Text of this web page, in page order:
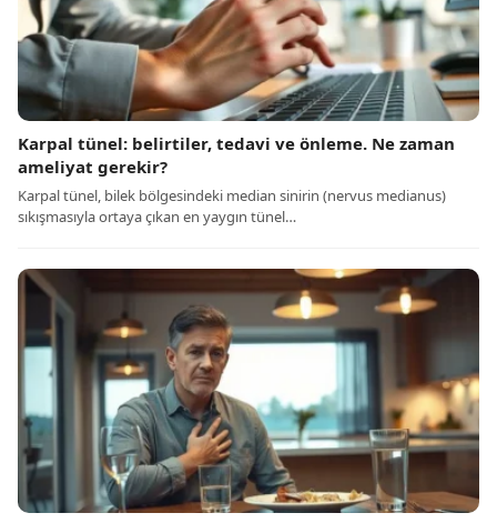
Karpal tünel: belirtiler, tedavi ve önleme. Ne zaman
ameliyat gerekir?
Karpal tünel, bilek bölgesindeki median sinirin (nervus medianus)
sıkışmasıyla ortaya çıkan en yaygın tünel…